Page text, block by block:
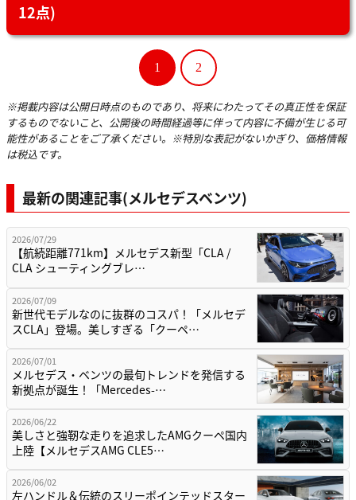
12点)
1 2
※掲載内容は公開日時点のものであり、将来にわたってその真正性を保証
するものでないこと、公開後の時間経過等に伴って内容に不備が生じる可
能性があることをご了承ください。※特別な表記がないかぎり、価格情報
は税込です。
最新の関連記事(メルセデスベンツ)
2026/07/29
【航続距離771km】メルセデス新型「CLA /
CLA シューティングブレ…
2026/07/09
新世代モデルなのに抜群のコスパ！「メルセデ
スCLA」登場。美しすぎる「クーペ…
2026/07/01
メルセデス・ベンツの最旬トレンドを発信する
新拠点が誕生！「Mercedes-…
2026/06/22
美しさと強靭な走りを追求したAMGクーペ国内
上陸【メルセデスAMG CLE5…
2026/06/02
左ハンドル＆伝統のスリーポインテッドスター